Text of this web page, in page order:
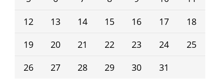
12
13 14 15 16 17
18
19
20 21 22 23 24
25
26
27 28 29 30
31